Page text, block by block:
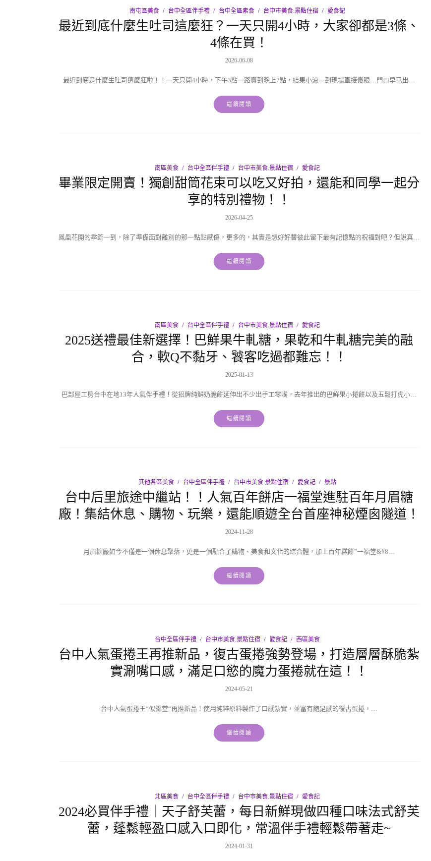
南屯區美食 台中全區伴手禮 台中全區素食 台中市美食.景點住宿 愛食記
最近到底什麼生吐司這麼狂？一天只開4小時，大家卻都是3條、
4條在買！
2026-06-08
最近到底是什麼生吐司這麼狂啦！！一天只開4小時，下午3點一路賣到晚上7點，結果小涼一到現場直接傻眼…門口早已出…
繼續閱讀
南區美食 台中全區伴手禮 台中市美食.景點住宿 愛食記
畢業限定開賣！獨創甜筒花束可以吃又好拍，還能和同學一起分
享的特別禮物！！
2026-04-25
鳳凰花開的季節一到，除了準備面對離別的那一點點感傷，更多的，其實是想好好替彼此留下最有記憶點的祝福對吧？但說真…
繼續閱讀
南區美食 台中全區伴手禮 台中市美食.景點住宿 愛食記
2025送禮最佳新選擇！巴鮮果牛軋糖，果乾和牛軋糖完美的融
合，軟Q不黏牙、饕客吃過都難忘！！
2025-01-13
巴部屋工房台中在地13年人氣伴手禮！從招牌純鮮奶脆餅延伸出不少出手工零嘴，去年推出的巴鮮果小捲餅以及五鬆打虎小…
繼續閱讀
其他各區美食 台中全區伴手禮 台中市美食.景點住宿 愛食記 景點
台中后里旅途中繼站！！人氣百年餅店一福堂進駐百年月眉糖
廠！集結休息、購物、玩樂，還能順遊全台首座神秘煙囪隧道！
2024-11-28
月眉糖廠如今不僅是一個休息聚落，更是一個融合了購物、美食和文化的綜合體，加上百年糕餅”一福堂&#8…
繼續閱讀
台中全區伴手禮 台中市美食.景點住宿 愛食記 西區美食
台中人氣蛋捲王再推新品，復古蛋捲強勢登場，打造層層酥脆紮
實涮嘴口感，滿足口慾的魔力蛋捲就在這！！
2024-05-21
台中人氣蛋捲王“似錦堂“再推新品！使用純粹原料製作了口感紮實，並富有飽足感的復古蛋捲，…
繼續閱讀
北區美食 台中全區伴手禮 台中市美食.景點住宿 愛食記
2024必買伴手禮｜天子舒芙蕾，每日新鮮現做四種口味法式舒芙
蕾，蓬鬆輕盈口感入口即化，常溫伴手禮輕鬆帶著走~
2024-01-31